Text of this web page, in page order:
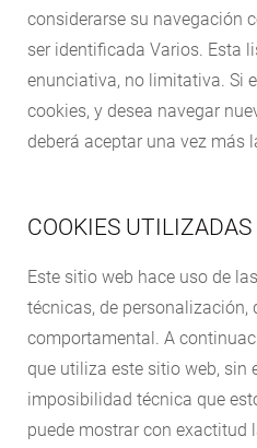
considerarse su navegación
ser identificada Varios. Esta
enunciativa, no limitativa. Si
cookies, y desea navegar
deberá aceptar una vez más
COOKIES
Este sitio web hace uso de
técnicas, de personalización,
comportamental. A
que utiliza este sitio web, sin
imposibilidad técnica que
puede mostrar con exactitud